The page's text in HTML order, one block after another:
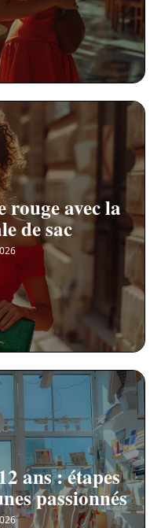
rouge avec la
de sac
ans : étapes
passionnés